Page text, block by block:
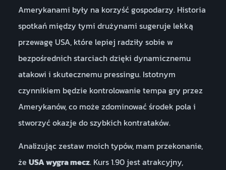
Amerykanami były na korzyść gospodarzy. Historia
spotkań między tymi drużynami sugeruje lekką
przewagę USA, które lepiej radziły sobie w
bezpośrednich starciach dzięki dynamicznemu
atakowi i skutecznemu pressingu. Istotnym
czynnikiem będzie kontrolowanie tempa gry przez
Amerykanów, co może zdominować środek pola i
stworzyć okazje do szybkich kontrataków.
Analizując zestaw moich typów, mam przekonanie,
że USA wygra mecz. Kurs 1.90 jest atrakcyjny,